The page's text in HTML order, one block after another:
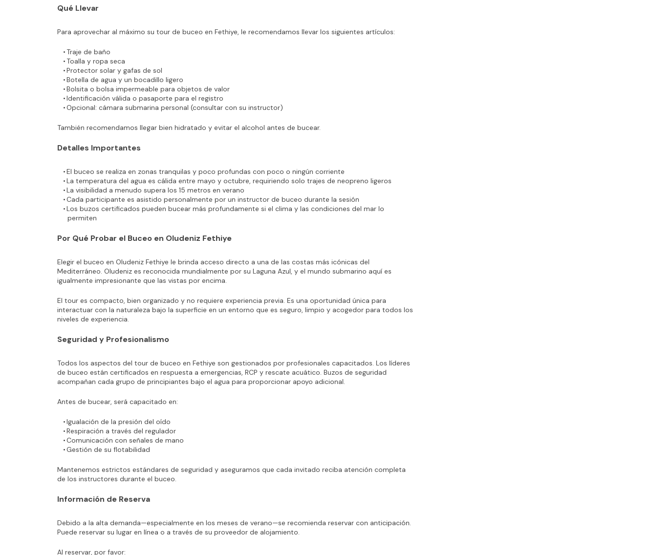
Qué Llevar
Para aprovechar al máximo su tour de buceo en Fethiye, le recomendamos llevar los siguientes artículos:
Traje de baño
Toalla y ropa seca
Protector solar y gafas de sol
Botella de agua y un bocadillo ligero
Bolsita o bolsa impermeable para objetos de valor
Identificación válida o pasaporte para el registro
Opcional: cámara submarina personal (consultar con su instructor)
También recomendamos llegar bien hidratado y evitar el alcohol antes de bucear.
Detalles Importantes
El buceo se realiza en zonas tranquilas y poco profundas con poco o ningún corriente
La temperatura del agua es cálida entre mayo y octubre, requiriendo solo trajes de neopreno ligeros
La visibilidad a menudo supera los 15 metros en verano
Cada participante es asistido personalmente por un instructor de buceo durante la sesión
Los buzos certificados pueden bucear más profundamente si el clima y las condiciones del mar lo
permiten
Por Qué Probar el Buceo en Oludeniz Fethiye
Elegir el buceo en Oludeniz Fethiye le brinda acceso directo a una de las costas más icónicas del
Mediterráneo. Oludeniz es reconocida mundialmente por su Laguna Azul, y el mundo submarino aquí es
igualmente impresionante que las vistas por encima.
El tour es compacto, bien organizado y no requiere experiencia previa. Es una oportunidad única para
interactuar con la naturaleza bajo la superficie en un entorno que es seguro, limpio y acogedor para todos los
niveles de experiencia.
Seguridad y Profesionalismo
Todos los aspectos del tour de buceo en Fethiye son gestionados por profesionales capacitados. Los líderes
de buceo están certificados en respuesta a emergencias, RCP y rescate acuático. Buzos de seguridad
acompañan cada grupo de principiantes bajo el agua para proporcionar apoyo adicional.
Antes de bucear, será capacitado en:
Igualación de la presión del oído
Respiración a través del regulador
Comunicación con señales de mano
Gestión de su flotabilidad
Mantenemos estrictos estándares de seguridad y aseguramos que cada invitado reciba atención completa
de los instructores durante el buceo.
Información de Reserva
Debido a la alta demanda—especialmente en los meses de verano—se recomienda reservar con anticipación.
Puede reservar su lugar en línea o a través de su proveedor de alojamiento.
Al reservar, por favor: